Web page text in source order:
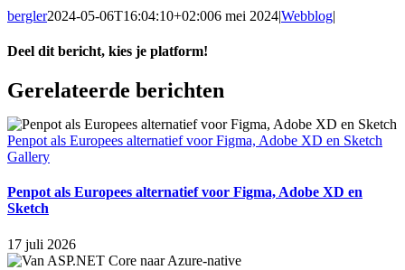
bergler2024-05-06T16:04:10+02:006 mei 2024|Webblog|
Deel dit bericht, kies je platform!
Facebook
X
LinkedIn
WhatsApp
E-
mail
Gerelateerde berichten
Penpot als Europees alternatief voor Figma, Adobe XD en Sketch
Gallery
Penpot als Europees alternatief voor Figma, Adobe XD en
Sketch
17 juli 2026